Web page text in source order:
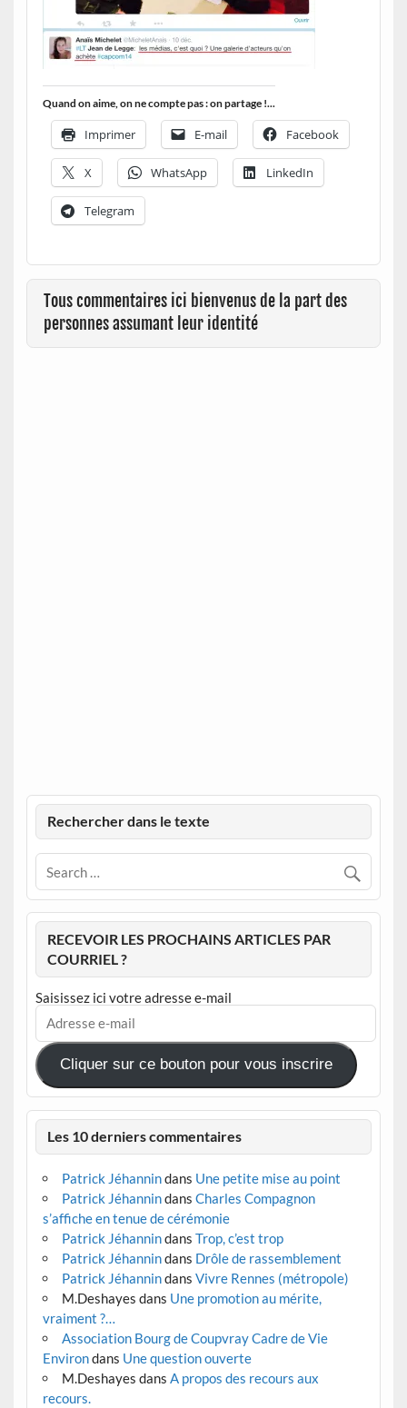
Quand on aime, on ne compte pas : on partage !...
Imprimer E-mail Facebook
X WhatsApp LinkedIn
Telegram
Tous commentaires ici bienvenus de la part des
personnes assumant leur identité
Rechercher dans le texte
RECEVOIR LES PROCHAINS ARTICLES PAR
COURRIEL ?
Saisissez ici votre adresse e-mail
Adresse
mail
Cliquer sur ce bouton pour vous inscrire
Les 10 derniers commentaires
Patrick Jéhannindans Une petite mise au point
Patrick Jéhannindans Charles Compagnon
s’affiche en tenue de cérémonie
Patrick Jéhannindans Trop, c’est trop
Patrick Jéhannindans Drôle de rassemblement
Patrick Jéhannindans Vivre Rennes (métropole)
M.Deshayes dans Une promotion au mérite,
vraiment ?…
Association Bourg de Coupvray Cadre de Vie
Environdans Une question ouverte
M.Deshayes dans A propos des recours aux
recours.